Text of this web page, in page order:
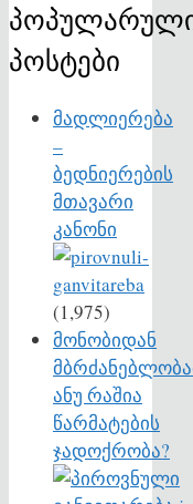
პოსტები
მადლიერება
–
ბედნიერების
მთავარი
კანონი
(1,975)
მონობიდან
ანუ რაშია
წარმატების
ჯადოქრობა?